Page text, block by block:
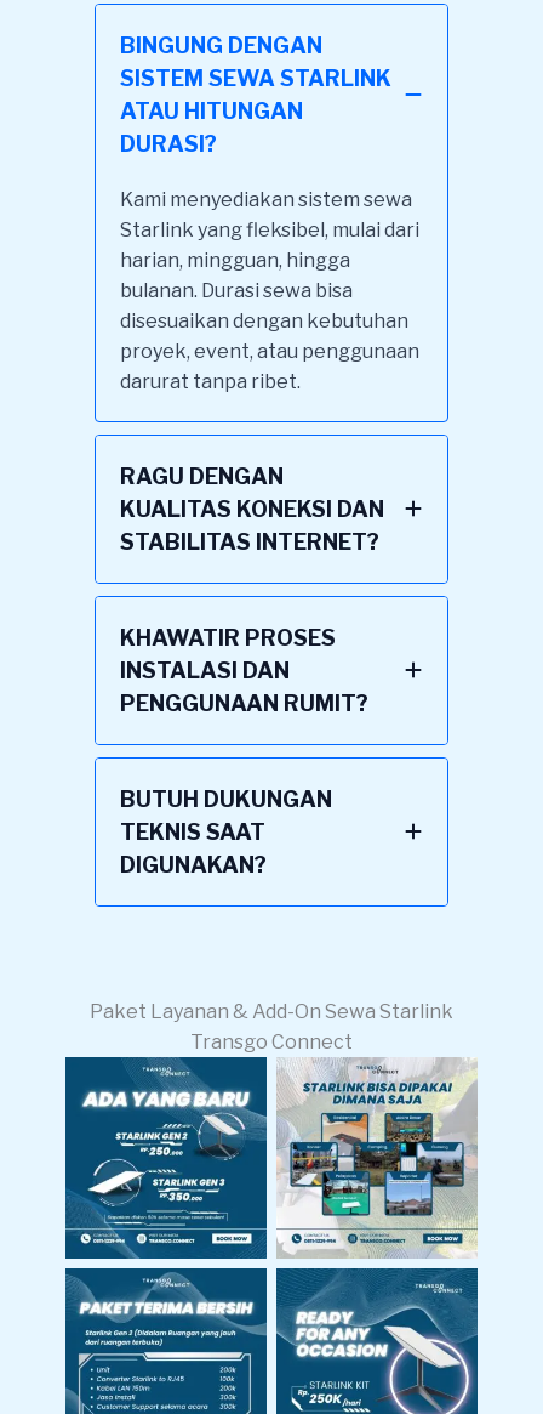
BINGUNG DENGAN
SISTEM SEWA STARLINK
ATAU HITUNGAN
DURASI?
Kami menyediakan sistem sewa
Starlink yang fleksibel, mulai dari
harian, mingguan, hingga
bulanan. Durasi sewa bisa
disesuaikan dengan kebutuhan
proyek, event, atau penggunaan
darurat tanpa ribet.
RAGU DENGAN
KUALITAS KONEKSI DAN
STABILITAS INTERNET?
KHAWATIR PROSES
INSTALASI DAN
PENGGUNAAN RUMIT?
BUTUH DUKUNGAN
TEKNIS SAAT
DIGUNAKAN?
Paket Layanan & Add-On Sewa Starlink
Transgo Connect
Harga Sewa
Starlink Gen 2 & 3
Lokasi Pemakaian
Starlink Bisa
Dimana Saja
Harga Paket Sewa
Starlink
Harga Starlink Gen